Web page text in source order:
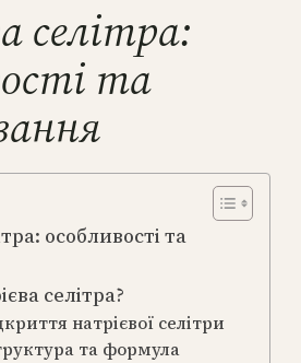
селітра:
та
особливості та
селітра?
натрієвої селітри
та формула